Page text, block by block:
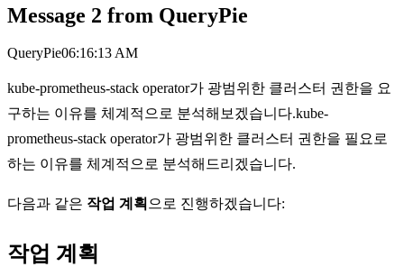
Message 2 from QueryPie
QueryPie06:16:13 AM
kube-prometheus-stack operator가 광범위한 클러스터 권한을 요
구하는 이유를 체계적으로 분석해보겠습니다.kube-
prometheus-stack operator가 광범위한 클러스터 권한을 필요로
하는 이유를 체계적으로 분석해드리겠습니다.
다음과 같은 작업 계획 으로 진행하겠습니다:
작업 계획